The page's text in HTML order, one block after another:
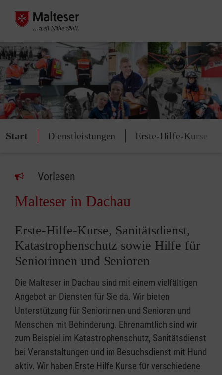
Start Dienstleistungen Erste-Hilfe-Kurse
Vorlesen
Malteser in Dachau
Erste-Hilfe-Kurse, Sanitätsdienst,
Katastrophenschutz sowie Hilfe für
Seniorinnen und Senioren
Die Malteser in Dachau sind mit einem vielfältigen
Angebot an Diensten für Sie da. Wir bieten
Unterstützung für Seniorinnen und Senioren und
Menschen mit Behinderung. Ehrenamtlich sind wir
zum Beispiel im Katastrophenschutz, Sanitätsdienst
bei Veranstaltungen und im Besuchsdienst mit Hund
aktiv. Wir haben Erste Hilfe Kurse für verschiedene